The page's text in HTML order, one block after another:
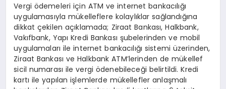
Vergi ödemeleri için ATM ve internet bankacılığı
uygulamasıyla mükelleflere kolaylıklar sağlandığına
dikkat çekilen açıklamada; Ziraat Bankası, Halkbank,
Vakıfbank, Yapı Kredi Bankası şubelerinden ve mobil
uygulamaları ile internet bankacılığı sistemi üzerinden,
Ziraat Bankası ve Halkbank ATM’lerinden de mükellef
sicil numarası ile vergi ödenebileceği belirtildi. Kredi
kartı ile yapılan işlemlerde mükellefler anlaşmalı